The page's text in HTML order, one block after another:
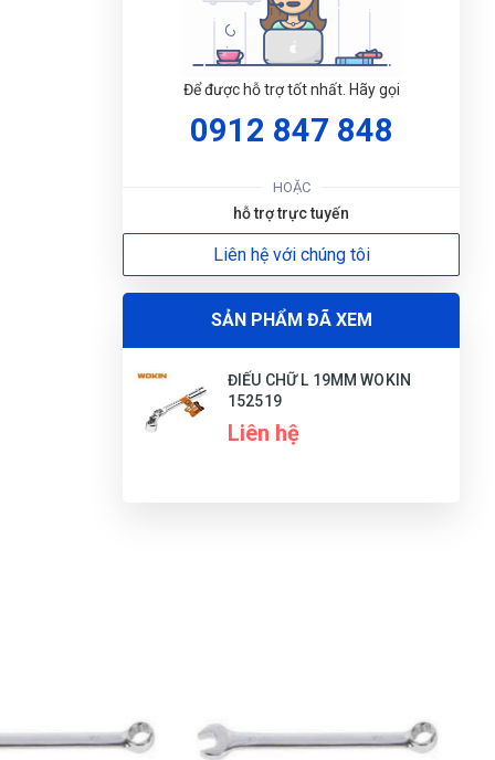
Để được hỗ trợ tốt nhất. Hãy gọi
0912 847 848
HOẶC
hỗ trợ trực tuyến
Liên hệ với chúng tôi
SẢN PHẨM ĐÃ XEM
ĐIẾU CHỮ L 19MM WOKIN
152519
Liên hệ